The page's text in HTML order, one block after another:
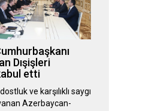
Dışişleri
etti
ve karşılıklı saygı
Azerbaycan-